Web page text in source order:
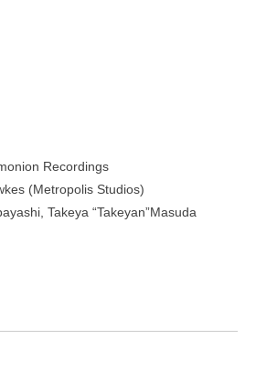
Recordings
(Metropolis Studios)
Takeya “Takeyan”Masuda